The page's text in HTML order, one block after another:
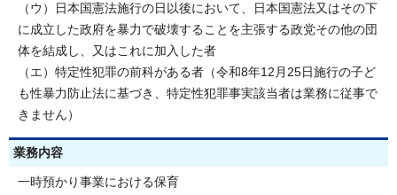
（ウ）日本国憲法施行の日以後において、日本国憲法又はその下
に成立した政府を暴力で破壊することを主張する政党その他の団
体を結成し、又はこれに加入した者
（エ）特定性犯罪の前科がある者（令和8年12月25日施行の子ど
も性暴力防止法に基づき、特定性犯罪事実該当者は業務に従事で
きません）
業務内容
一時預かり事業における保育